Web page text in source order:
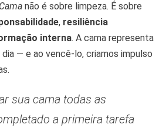
não é sobre limpeza. É sobre
, resiliência
interna. A cama representa
— e ao vencê-lo, criamos impulso
sua cama todas as
a primeira tarefa